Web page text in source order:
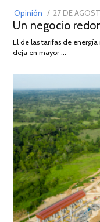
Opinión
POSTED
ON
27 DE
Un negocio
El de las tarifas de
deja en mayor …